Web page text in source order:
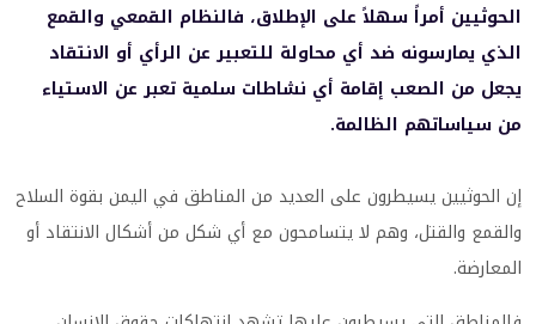
الحوثيين أمراً سهلاً على الإطلاق، فالنظام القمعي والقمع
الذي يمارسونه ضد أي محاولة للتعبير عن الرأي أو الانتقاد
يجعل من الصعب إقامة أي نشاطات سلمية تعبر عن الاستياء
من سياساتهم الظالمة.
إن الحوثيين يسيطرون على العديد من المناطق في اليمن بقوة السلاح
والقمع والقتل، وهم لا يتسامحون مع أي شكل من أشكال الانتقاد أو
المعارضة.